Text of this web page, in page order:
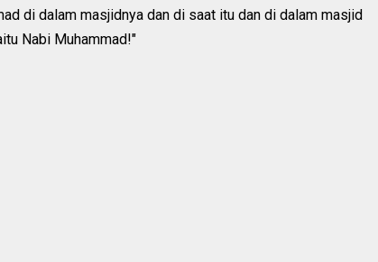
di dalam masjidnya dan di saat itu dan di dalam masjid
Nabi Muhammad!"